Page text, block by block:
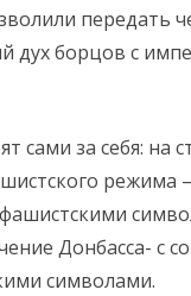
передать
дух борцов с
сами за себя: на
режима
Донбасса- с
символами.